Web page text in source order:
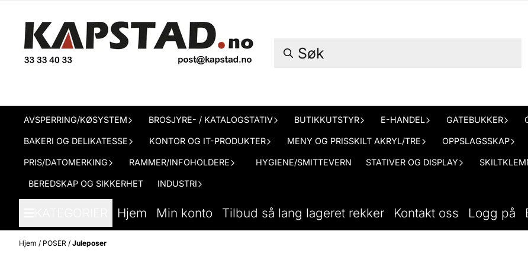
AVSPERRING/KØSYSTEM BROSJYRE- / KATALOGSTATIV BUTIKKUTSTYR E-HANDEL GATEBUKKER
BAKERI OG DELIKATESSE KONTOR OG IT-PRODUKTER MENY OG PRISSKILT AKRYL/TRE OPPSLAGSSKAP
PRIS/DATOMERKING RAMMER/INFOHOLDERE HYGIENE/SMITTEVERN STATIVER OG DISPLAY
BEREDSKAP OG SIKKERHET INDUSTRI
Hjem Min konto Tilbud så lang lageret rekker Kontakt oss Logg på
Hjem / POSER / Juleposer